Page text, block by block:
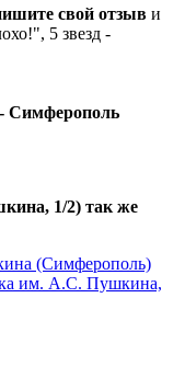
свой отзыв и
5 звезд -
1/2) так же
(Симферополь)
им. А.С. Пушкина,